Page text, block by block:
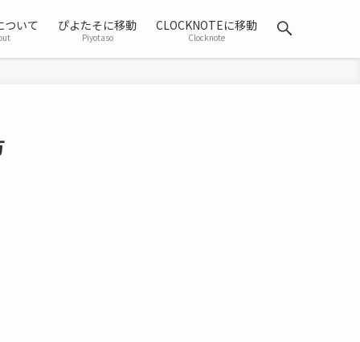
ついて ぴよたそに移動
Piyotaso
CLOCKNOTEに移動
Clocknote